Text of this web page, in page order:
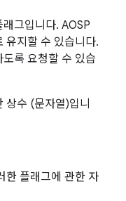
그입니다. AOSP
유지할 수 있습니다.
록 요청할 수 있습
상수 (문자열)입니
한 플래그에 관한 자